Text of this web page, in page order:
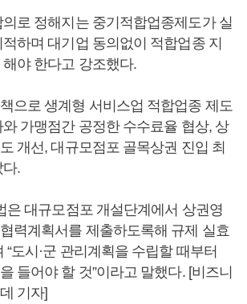
로 정해지는 중기적합업종제도가 실
하며 대기업 동의없이 적합업종 지
야 한다고 강조했다.
으로 생계형 서비스업 적합업종 제도
가맹점간 공정한 수수료율 협상, 상
개선, 대규모점포 골목상권 진입 최
다.
은 대규모점포 개설단계에서 상권영
력계획서를 제출하도록해 규제 실효
“도시·군 관리계획을 수립할 때부터
들어야 할 것”이라고 말했다. [비즈니
기자]